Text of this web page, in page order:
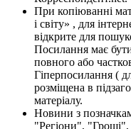
При копіюванні
і світу» , для
відкрите для
Посилання має
повного або
Гіперпосилання (
розміщена в
матеріалу.
Новини з
"Регіони",